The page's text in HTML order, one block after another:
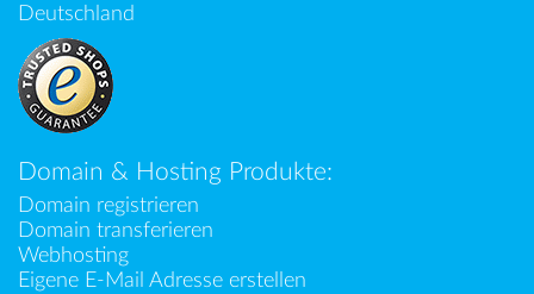
Deutschland
Domain & Hosting Produkte:
Domain registrieren
Domain transferieren
Webhosting
Eigene E-Mail Adresse erstellen